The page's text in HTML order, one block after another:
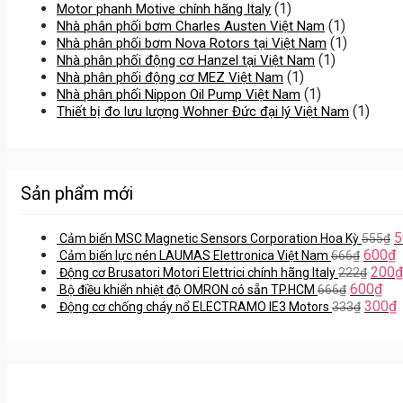
Motor phanh Motive chính hãng Italy (1)
Nhà phân phối bơm Charles Austen Việt Nam (1)
Nhà phân phối bơm Nova Rotors tại Việt Nam (1)
Nhà phân phối động cơ Hanzel tại Việt Nam (1)
Nhà phân phối động cơ MEZ Việt Nam (1)
Nhà phân phối Nippon Oil Pump Việt Nam (1)
Thiết bị đo lưu lượng Wohner Đức đại lý Việt Nam (1)
Sản phẩm mới
Cảm biến MSC Magnetic Sensors Corporation Hoa Kỳ555₫
Cảm biến lực nén LAUMAS Elettronica Việt Nam 666₫ 600₫
Động cơ Brusatori Motori Elettrici chính hãng Italy222₫ 200₫
Bộ điều khiển nhiệt độ OMRON có sẵn TP.HCM 666₫ 600₫
Động cơ chống cháy nổ ELECTRAMO IE3 Motors 333₫ 300₫